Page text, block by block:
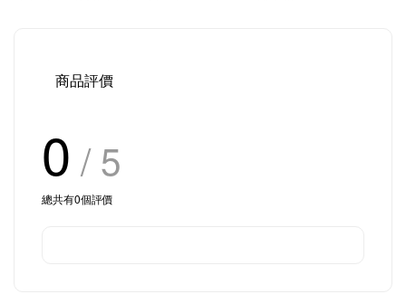
商品評價
0 / 5
總共有0個評價